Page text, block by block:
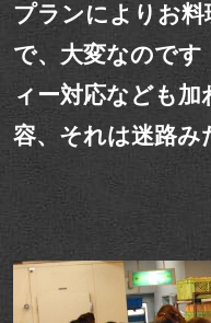
プランによりお
で、大変なので
ィー対応なども
容、それは迷路み